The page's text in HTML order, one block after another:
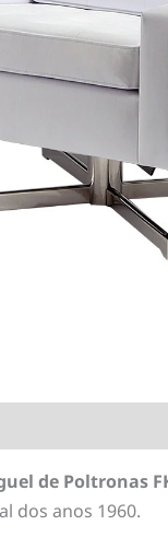
de Poltronas
dos anos 1960.